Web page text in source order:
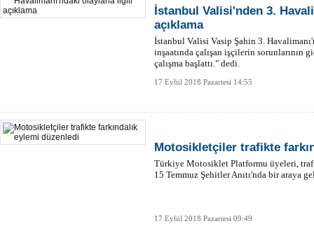
İstanbul Valisi'nden 3.
açıklama
İstanbul Valisi Vasip Şahin 3.
inşaatında çalışan işçilerin sorunlarının
çalışma başlattı." dedi.
17 Eylül 2018 Pazartesi 14:55
Motosikletçiler trafikte
Türkiye Motosiklet Platformu üyeleri,
15 Temmuz Şehitler Anıtı'nda bir araya
17 Eylül 2018 Pazartesi 09:49